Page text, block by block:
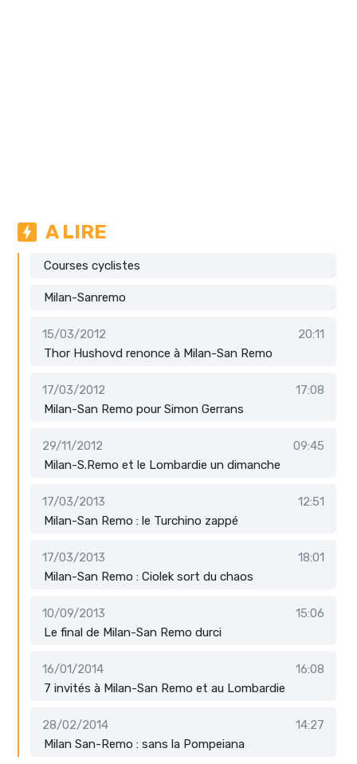
A LIRE
Courses cyclistes
Milan-Sanremo
15/03/2012
20:11
Thor Hushovd renonce à Milan-San Remo
17/03/2012
17:08
Milan-San Remo pour Simon Gerrans
29/11/2012
09:45
Milan-S.Remo et le Lombardie un dimanche
17/03/2013
12:51
Milan-San Remo : le Turchino zappé
17/03/2013
18:01
Milan-San Remo : Ciolek sort du chaos
10/09/2013
15:06
Le final de Milan-San Remo durci
16/01/2014
16:08
7 invités à Milan-San Remo et au Lombardie
28/02/2014
14:27
Milan San-Remo : sans la Pompeiana